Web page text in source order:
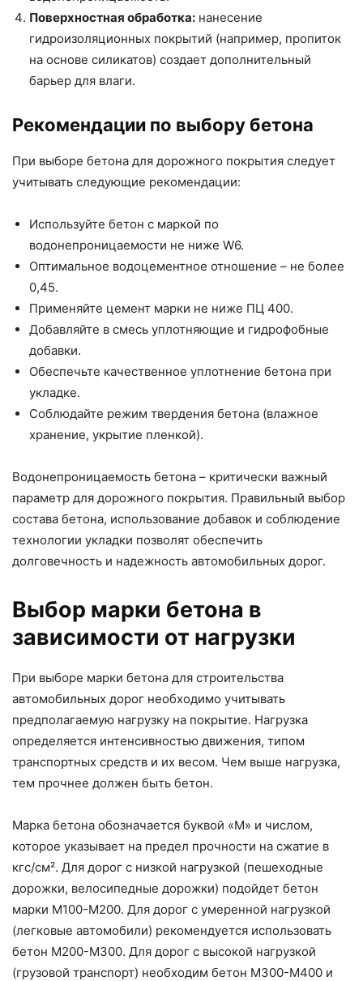
Поверхностная обработка: нанесение
гидроизоляционных покрытий (например, пропиток
на основе силикатов) создает дополнительный
барьер для влаги.
Рекомендации по выбору бетона
При выборе бетона для дорожного покрытия следует
учитывать следующие рекомендации:
Используйте бетон с маркой по
водонепроницаемости не ниже W6.
Оптимальное водоцементное отношение – не более
0,45.
Применяйте цемент марки не ниже ПЦ 400.
Добавляйте в смесь уплотняющие и гидрофобные
добавки.
Обеспечьте качественное уплотнение бетона при
укладке.
Соблюдайте режим твердения бетона (влажное
хранение, укрытие пленкой).
Водонепроницаемость бетона – критически важный
параметр для дорожного покрытия. Правильный выбор
состава бетона, использование добавок и соблюдение
технологии укладки позволят обеспечить
долговечность и надежность автомобильных дорог.
Выбор марки бетона в
зависимости от нагрузки
При выборе марки бетона для строительства
автомобильных дорог необходимо учитывать
предполагаемую нагрузку на покрытие. Нагрузка
определяется интенсивностью движения, типом
транспортных средств и их весом. Чем выше нагрузка,
тем прочнее должен быть бетон.
Марка бетона обозначается буквой «М» и числом,
которое указывает на предел прочности на сжатие в
кгс/см². Для дорог с низкой нагрузкой (пешеходные
дорожки, велосипедные дорожки) подойдет бетон
марки М100-М200. Для дорог с умеренной нагрузкой
(легковые автомобили) рекомендуется использовать
бетон М200-М300. Для дорог с высокой нагрузкой
(грузовой транспорт) необходим бетон М300-М400 и